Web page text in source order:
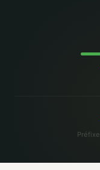
Préfixe